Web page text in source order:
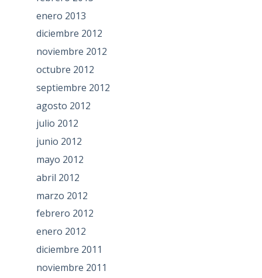
enero 2013
diciembre 2012
noviembre 2012
octubre 2012
septiembre 2012
agosto 2012
julio 2012
junio 2012
mayo 2012
abril 2012
marzo 2012
febrero 2012
enero 2012
diciembre 2011
noviembre 2011